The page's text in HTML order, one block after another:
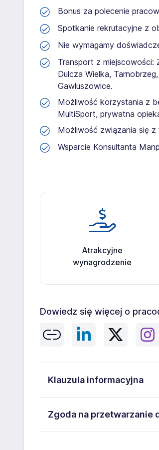
Bonus za polecenie
Spotkanie rekrutacyjne z
Nie wymagamy
Transport z miejscowości:
Dulcza Wielka,
Gawłuszowice.
Możliwość korzystania z
MultiSport, prywatna
Możliwość związania się z
Wsparcie Konsultanta
Atrakcyjne
wynagrodzenie
Dowiedz się więcej o
Klauzula informacyjna
5262493733. Moje dane
Zgoda na przetwarzanie